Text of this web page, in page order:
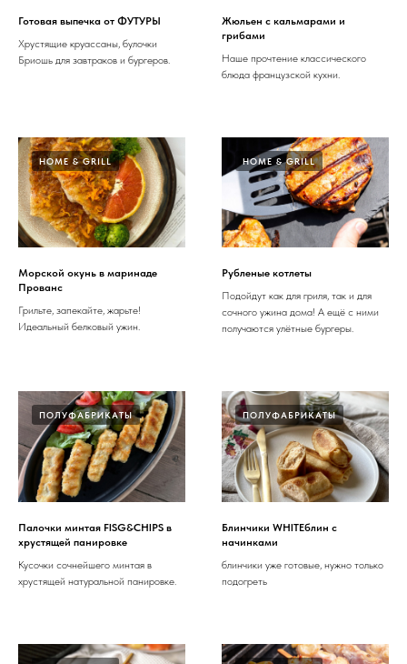
Готовая выпечка от ФУТУРЫ
Хрустящие круассаны, булочки
Бриошь для завтраков и бургеров.
Жюльен с кальмарами и
грибами
Наше прочтение классического
блюда французской кухни.
HOME & GRILL
Морской окунь в маринаде
Прованс
Грильте, запекайте, жарьте!
Идеальный белковый ужин.
HOME & GRILL
Рубленые котлеты
Подойдут как для гриля, так и для
сочного ужина дома! А ещё с ними
получаются улётные бургеры.
ПОЛУФАБРИКАТЫ
Палочки минтая FISG&CHIPS в
хрустящей панировке
Кусочки сочнейшего минтая в
хрустящей натуральной панировке.
ПОЛУФАБРИКАТЫ
Блинчики WHITEблин с
начинками
блинчики уже готовые, нужно только
подогреть